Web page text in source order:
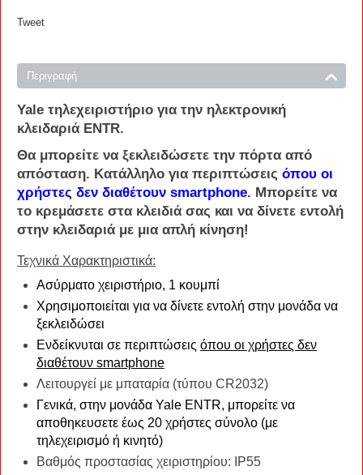
Tweet
Περιγραφή
Yale τηλεχειριστήριο για την ηλεκτρονική
κλειδαριά ENTR.
Θα μπορείτε να ξεκλειδώσετε την πόρτα από
απόσταση. Κατάλληλο για περιπτώσεις όπου οι
χρήστες δεν διαθέτουν smartphone. Μπορείτε να
το κρεμάσετε στα κλειδιά σας και να δίνετε εντολή
στην κλειδαριά με μια απλή κίνηση!
Τεχνικά Χαρακτηριστικά:
Ασύρματο χειριστήριο, 1 κουμπί
Χρησιμοποιείται για να δίνετε εντολή στην μονάδα να
ξεκλειδώσει
Ενδείκνυται σε περιπτώσεις όπου οι χρήστες δεν
διαθέτουν smartphone
Λειτουργεί με μπαταρία (τύπου CR2032)
Γενικά, στην μονάδα Yale ENTR, μπορείτε να
αποθηκευσετε έως 20 χρήστες σύνολο (με
τηλεχειρισμό ή κινητό)
Βαθμός προστασίας χειριστηρίου: IP55